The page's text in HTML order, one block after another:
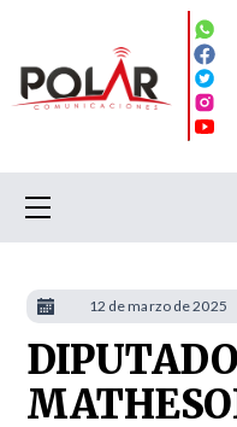
12 de marzo de 2025